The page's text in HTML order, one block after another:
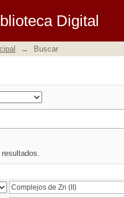
Digital
→ Buscar